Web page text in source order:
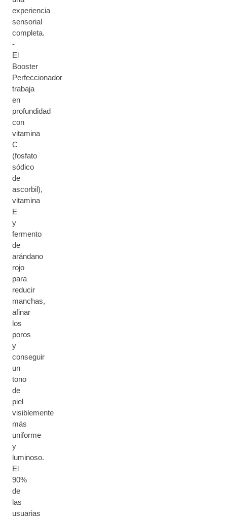
experiencia
sensorial
completa.
-
El
Booster
Perfeccionador
trabaja
en
profundidad
con
vitamina
C
(fosfato
sódico
de
ascorbil),
vitamina
E
y
fermento
de
arándano
rojo
para
reducir
manchas,
afinar
los
poros
y
conseguir
un
tono
de
piel
visiblemente
más
uniforme
y
luminoso.
El
90%
de
las
usuarias